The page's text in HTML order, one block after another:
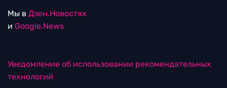
Мы в Дзен.Новостях
и Google.News
Уведомление об использовании рекомендательных
технологий